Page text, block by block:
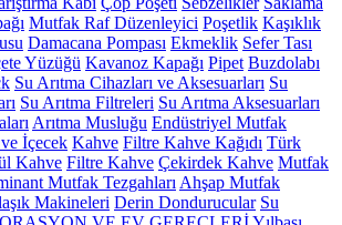
Mutfak Raf Düzenleyici Poşetlik Kaşıklık
Damacana Pompası Ekmeklik Sefer Tası
Yüzüğü Kavanoz Kapağı Pipet Buzdolabı
Su Arıtma Cihazları ve Aksesuarları Su
Su Arıtma Filtreleri Su Arıtma Aksesuarları
Arıtma Musluğu Endüstriyel Mutfak
İçecek Kahve Filtre Kahve Kağıdı Türk
Kahve Filtre Kahve Çekirdek Kahve Mutfak
Mutfak Tezgahları Ahşap Mutfak
Makineleri Derin Dondurucular Su